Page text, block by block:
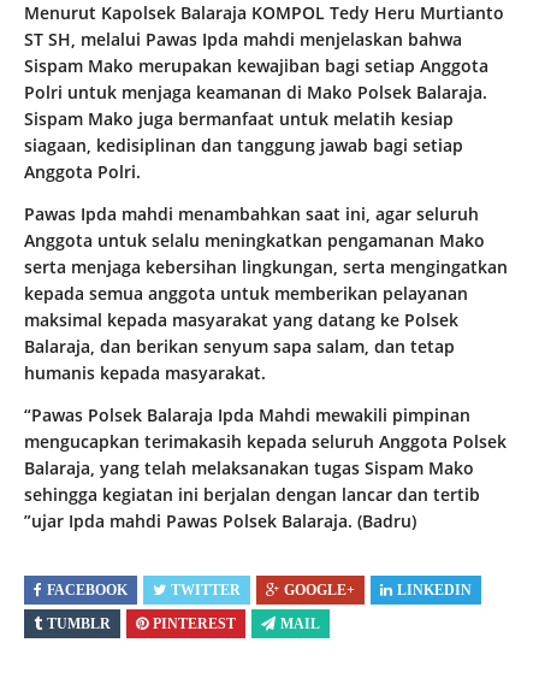
Menurut Kapolsek Balaraja KOMPOL Tedy Heru Murtianto
ST SH, melalui Pawas Ipda mahdi menjelaskan bahwa
Sispam Mako merupakan kewajiban bagi setiap Anggota
Polri untuk menjaga keamanan di Mako Polsek Balaraja.
Sispam Mako juga bermanfaat untuk melatih kesiap
siagaan, kedisiplinan dan tanggung jawab bagi setiap
Anggota Polri.
Pawas Ipda mahdi menambahkan saat ini, agar seluruh
Anggota untuk selalu meningkatkan pengamanan Mako
serta menjaga kebersihan lingkungan, serta mengingatkan
kepada semua anggota untuk memberikan pelayanan
maksimal kepada masyarakat yang datang ke Polsek
Balaraja, dan berikan senyum sapa salam, dan tetap
humanis kepada masyarakat.
“Pawas Polsek Balaraja Ipda Mahdi mewakili pimpinan
mengucapkan terimakasih kepada seluruh Anggota Polsek
Balaraja, yang telah melaksanakan tugas Sispam Mako
sehingga kegiatan ini berjalan dengan lancar dan tertib
”ujar Ipda mahdi Pawas Polsek Balaraja. (Badru)
FACEBOOK TWITTER GOOGLE+
LINKEDIN
TUMBLR
PINTEREST MAIL